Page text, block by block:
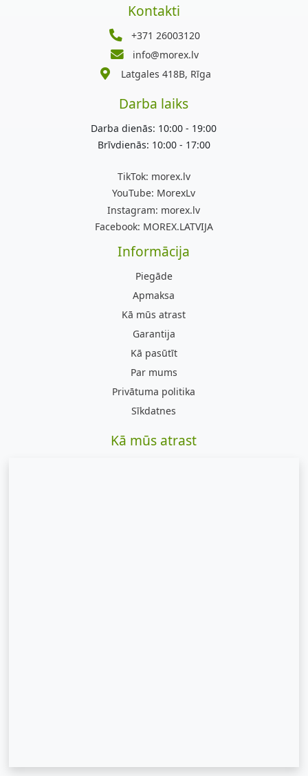
Kontakti
+371 26003120
info@morex.lv
Latgales 418B, Rīga
Darba laiks
Darba dienās: 10:00 - 19:00
Brīvdienās: 10:00 - 17:00
TikTok: morex.lv
YouTube: MorexLv
Instagram: morex.lv
Facebook: MOREX.LATVIJA
Informācija
Piegāde
Apmaksa
Kā mūs atrast
Garantija
Kā pasūtīt
Par mums
Privātuma politika
Sīkdatnes
Kā mūs atrast